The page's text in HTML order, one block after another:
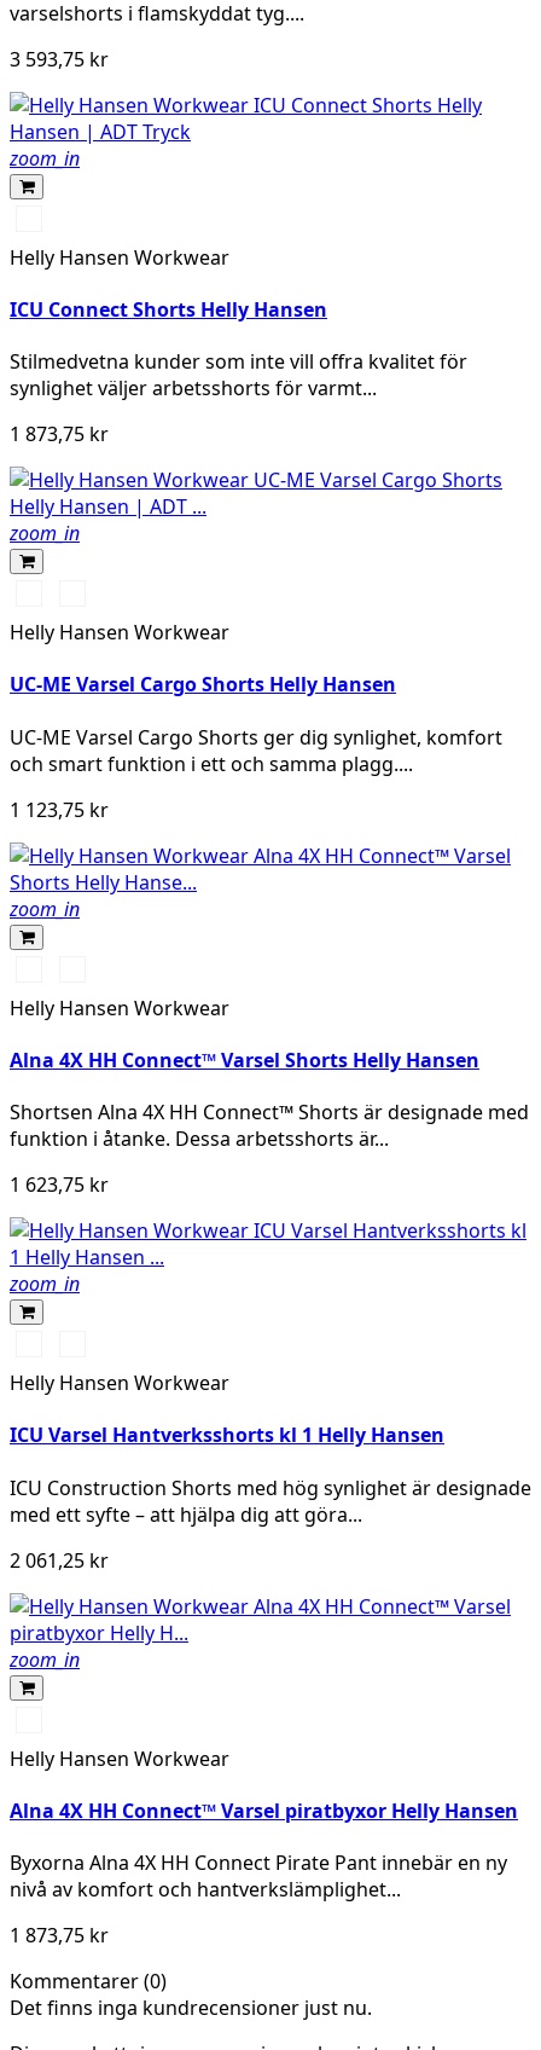
varselshorts i flamskyddat tyg....
3 593,75 kr
zoom_in
YELLOW/EBONY
Helly Hansen Workwear
ICU Connect Shorts Helly Hansen
Stilmedvetna kunder som inte vill offra kvalitet för
synlighet väljer arbetsshorts för varmt...
1 873,75 kr
zoom_in
YELLOW/EBONY
ORANGE/EBONY
Helly Hansen Workwear
UC-ME Varsel Cargo Shorts Helly Hansen
UC‑ME Varsel Cargo Shorts ger dig synlighet, komfort
och smart funktion i ett och samma plagg....
1 123,75 kr
zoom_in
YELLOW/EBONY
ORANGE/EBONY
Helly Hansen Workwear
Alna 4X HH Connect™ Varsel Shorts Helly Hansen
Shortsen Alna 4X HH Connect™ Shorts är designade med
funktion i åtanke. Dessa arbetsshorts är...
1 623,75 kr
zoom_in
YELLOW/EBONY
ORANGE/EBONY
Helly Hansen Workwear
ICU Varsel Hantverksshorts kl 1 Helly Hansen
ICU Construction Shorts med hög synlighet är designade
med ett syfte – att hjälpa dig att göra...
2 061,25 kr
zoom_in
YELLOW/EBONY
Helly Hansen Workwear
Alna 4X HH Connect™ Varsel piratbyxor Helly Hansen
Byxorna Alna 4X HH Connect Pirate Pant innebär en ny
nivå av komfort och hantverkslämplighet...
1 873,75 kr
Kommentarer (0)
Det finns inga kundrecensioner just nu.